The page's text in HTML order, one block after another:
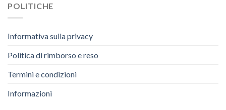
POLITICHE
Informativa sulla privacy
Politica di rimborso e reso
Termini e condizioni
Informazioni